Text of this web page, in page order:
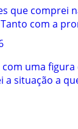
que comprei
com a
uma figura
a situação a